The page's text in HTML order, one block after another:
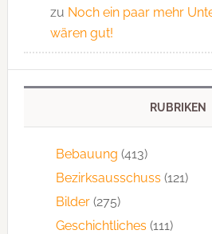
zu Noch ein paar mehr
wären gut!
RUBRIKEN
Bebauung (413)
Bezirksausschuss (121)
Bilder(275)
Geschichtliches (111)